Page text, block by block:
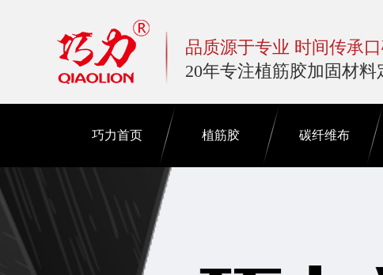
品质源于专业 时间传承
20年专注植筋胶加固材
巧力首页 植筋胶 碳纤维布